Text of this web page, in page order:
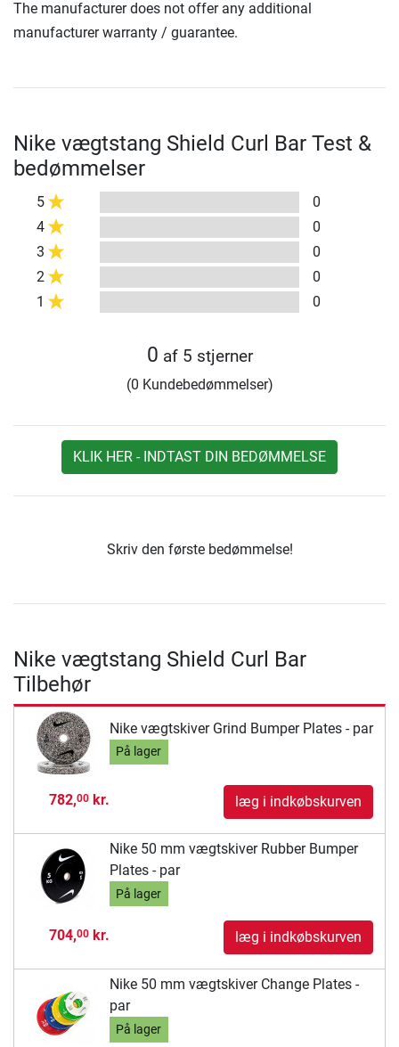
The manufacturer does not offer any additional
manufacturer warranty / guarantee.
Nike vægtstang Shield Curl Bar Test &
bedømmelser
5
0
4
0
3
0
2
0
1
0
0 af 5 stjerner
(0 Kundebedømmelser)
KLIK HER - INDTAST DIN BEDØMMELSE
Skriv den første bedømmelse!
Nike vægtstang Shield Curl Bar
Tilbehør
Nike vægtskiver Grind Bumper Plates - par
På lager
782,00kr. læg i indkøbskurven
Nike 50 mm vægtskiver Rubber Bumper
Plates - par
På lager
704,00kr. læg i indkøbskurven
Nike 50 mm vægtskiver Change Plates -
par
På lager